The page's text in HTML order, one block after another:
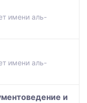
имени аль-
имени аль-
и